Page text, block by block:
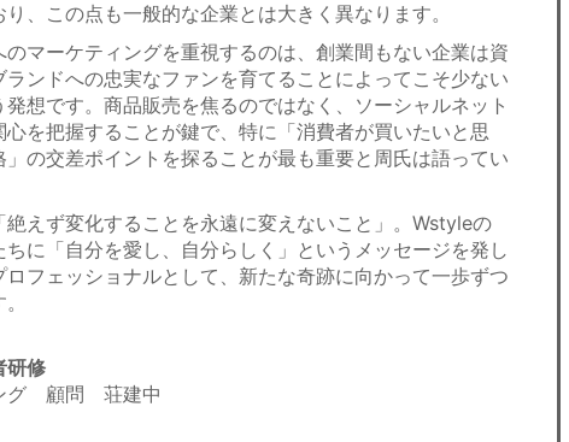
、この点も一般的な企業とは大きく異なります。
マーケティングを重視するのは、創業間もない企業は資
ンドへの忠実なファンを育てることによってこそ少ない
想です。商品販売を焦るのではなく、ソーシャルネット
を把握することが鍵で、特に「消費者が買いたいと思
の交差ポイントを探ることが最も重要と周氏は語ってい
えず変化することを永遠に変えないこと」。Wstyleの
に「自分を愛し、自分らしく」というメッセージを発し
フェッショナルとして、新たな奇跡に向かって一歩ずつ
研修
グ 顧問 荘建中